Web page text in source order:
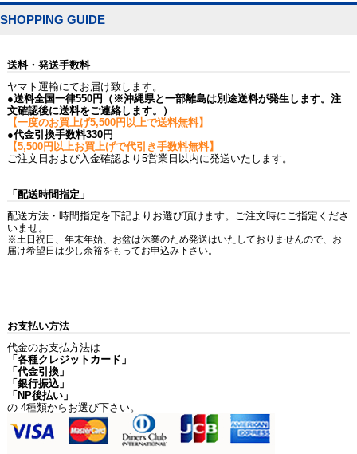
SHOPPING GUIDE
送料・発送手数料
ヤマト運輸にてお届け致します。
●送料全国一律550円（※沖縄県と一部離島は別途送料が発生します。注
文確認後に送料をご連絡します。）
【一度のお買上げ5,500円以上で送料無料】
●代金引換手数料330円
【5,500円以上お買上げで代引き手数料無料】
ご注文日および入金確認より5営業日以内に発送いたします。
「配送時間指定」
配送方法・時間指定を下記よりお選び頂けます。ご注文時にご指定くださ
いませ。
※土日祝日、年末年始、お盆は休業のため発送はいたしておりませんので、お
届け希望日は少し余裕をもってお申込み下さい。
お支払い方法
代金のお支払方法は
「各種クレジットカード」
「代金引換」
「銀行振込」
「NP後払い」
の 4種類からお選び下さい。